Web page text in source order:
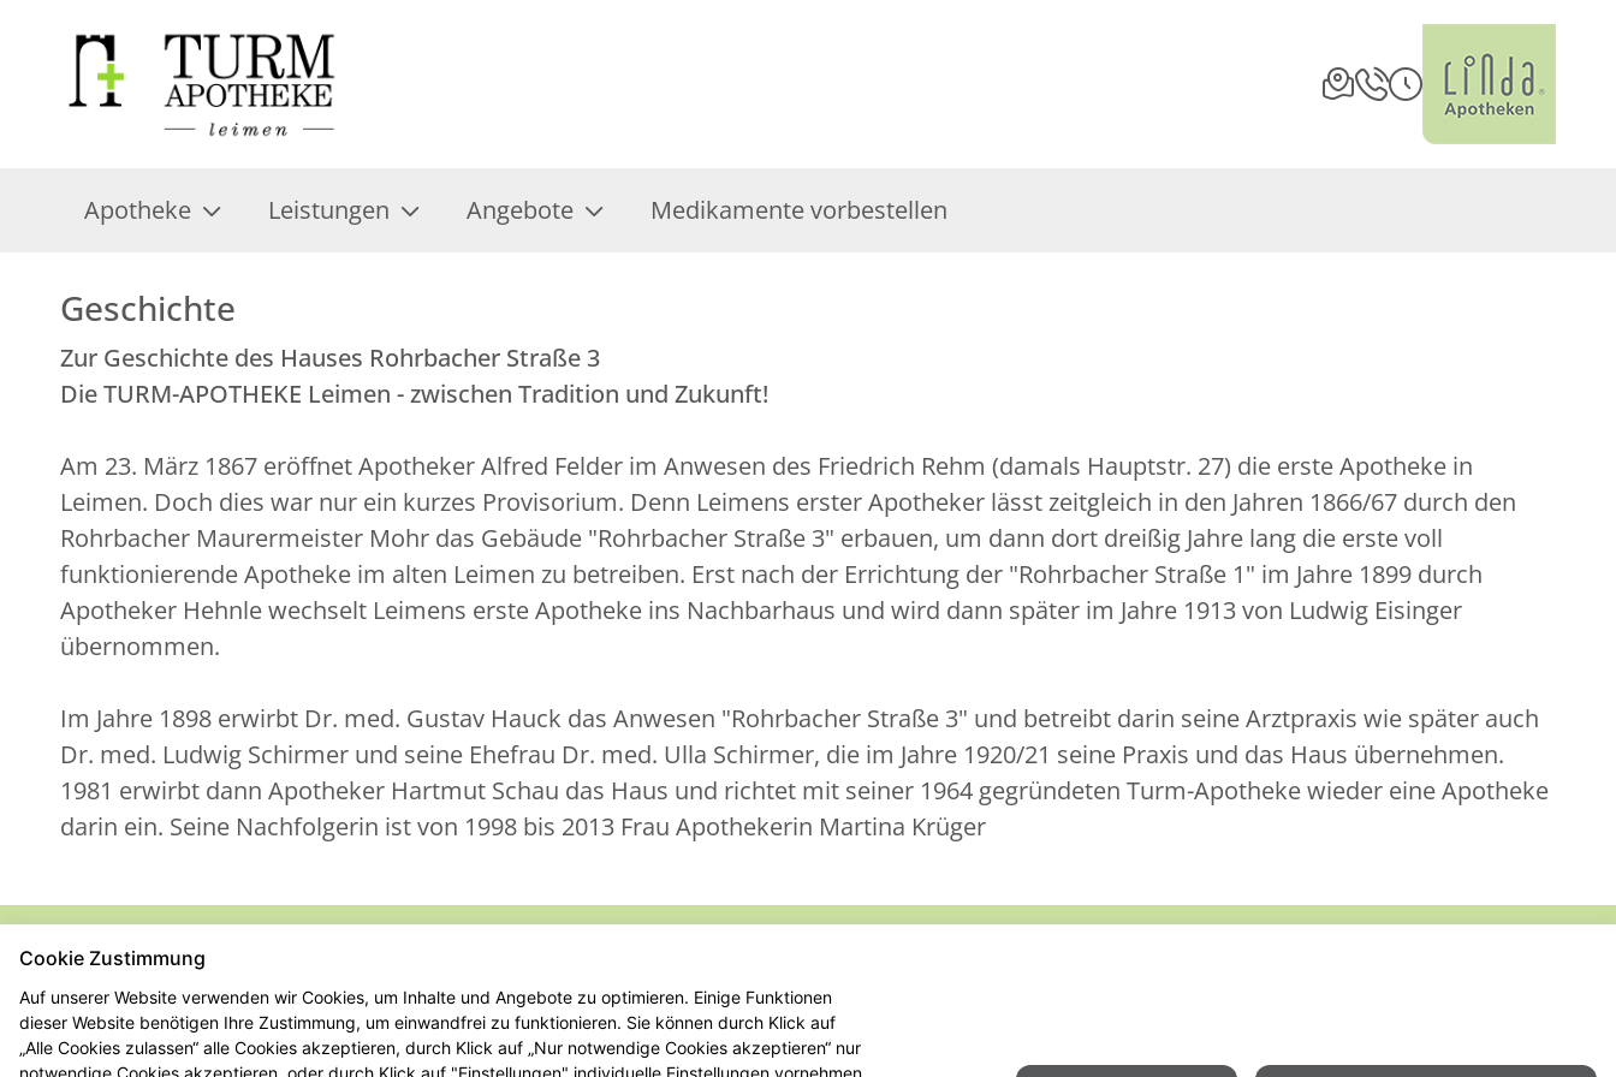
Apotheke Leistungen Angebote Medikamente vorbestellen
Geschichte
Zur Geschichte des Hauses Rohrbacher Straße 3
Die TURM-APOTHEKE Leimen - zwischen Tradition und Zukunft!
Am 23. März 1867 eröffnet Apotheker Alfred Felder im Anwesen des Friedrich Rehm (damals Hauptstr. 27) die erste Apotheke in
Leimen. Doch dies war nur ein kurzes Provisorium. Denn Leimens erster Apotheker lässt zeitgleich in den Jahren 1866/67 durch den
Rohrbacher Maurermeister Mohr das Gebäude "Rohrbacher Straße 3" erbauen, um dann dort dreißig Jahre lang die erste voll
funktionierende Apotheke im alten Leimen zu betreiben. Erst nach der Errichtung der "Rohrbacher Straße 1" im Jahre 1899 durch
Apotheker Hehnle wechselt Leimens erste Apotheke ins Nachbarhaus und wird dann später im Jahre 1913 von Ludwig Eisinger
übernommen.
Im Jahre 1898 erwirbt Dr. med. Gustav Hauck das Anwesen "Rohrbacher Straße 3" und betreibt darin seine Arztpraxis wie später auch
Dr. med. Ludwig Schirmer und seine Ehefrau Dr. med. Ulla Schirmer, die im Jahre 1920/21 seine Praxis und das Haus übernehmen.
1981 erwirbt dann Apotheker Hartmut Schau das Haus und richtet mit seiner 1964 gegründeten Turm-Apotheke wieder eine Apotheke
darin ein. Seine Nachfolgerin ist von 1998 bis 2013 Frau Apothekerin Martina Krüger
Seitenübersicht
© 2026 Turm-Apotheke
Cookie Zustimmung
Auf unserer Website verwenden wir Cookies, um Inhalte und Angebote zu optimieren. Einige Funktionen
dieser Website benötigen Ihre Zustimmung, um einwandfrei zu funktionieren. Sie können durch Klick auf
„Alle Cookies zulassen“ alle Cookies akzeptieren, durch Klick auf „Nur notwendige Cookies akzeptieren“ nur
notwendige Cookies akzeptieren, oder durch Klick auf "Einstellungen" individuelle Einstellungen vornehmen.